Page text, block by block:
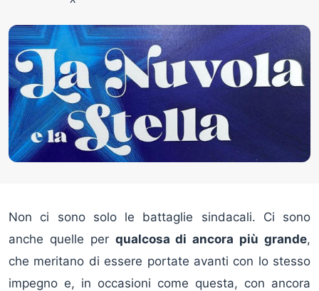
Non ci sono solo le battaglie sindacali. Ci sono
anche quelle per qualcosa di ancora più grande,
che meritano di essere portate avanti con lo stesso
impegno e, in occasioni come questa, con ancora